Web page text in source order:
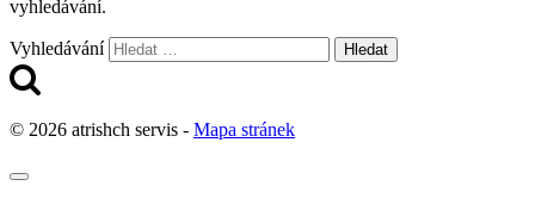
vyhledávání.
Vyhledávání
© 2026 atrishch servis - Mapa stránek